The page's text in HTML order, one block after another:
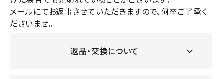
メールにてお返事させていただきますので、何卒ご了承く
ださいませ。
返品・交換について